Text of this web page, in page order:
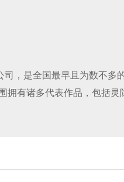
，是全国最早且为数不多
拥有诸多代表作品，包括